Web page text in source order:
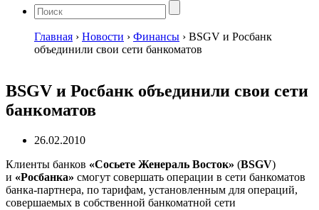
Главная › Новости › Финансы › BSGV и Росбанк
объединили свои сети банкоматов
BSGV и Росбанк объединили свои сети
банкоматов
26.02.2010
Клиенты банков «Сосьете Женераль Восток» (BSGV)
и «Росбанка» смогут совершать операции в сети банкоматов
банка-партнера, по тарифам, установленным для операций,
совершаемых в собственной банкоматной сети